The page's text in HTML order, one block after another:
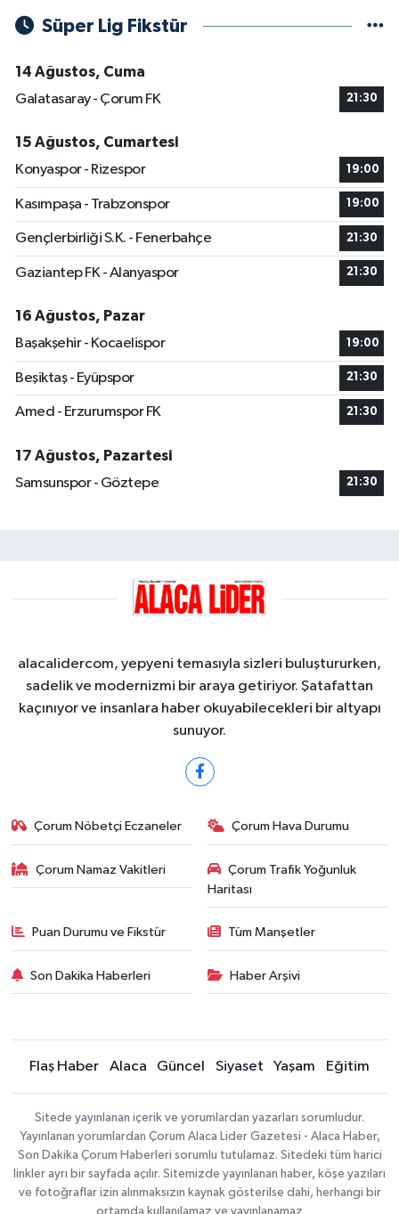
Süper Lig Fikstür
14 Ağustos, Cuma
Galatasaray - Çorum FK
21:30
15 Ağustos, Cumartesi
Konyaspor - Rizespor
19:00
Kasımpaşa - Trabzonspor 19:00
Gençlerbirliği S.K. - Fenerbahçe 21:30
Gaziantep FK - Alanyaspor 21:30
16 Ağustos, Pazar
Başakşehir - Kocaelispor
19:00
Beşiktaş - Eyüpspor 21:30
Amed - Erzurumspor FK 21:30
17 Ağustos, Pazartesi
Samsunspor - Göztepe
21:30
alacalidercom, yepyeni temasıyla sizleri buluştururken,
sadelik ve modernizmi bir araya getiriyor. Şatafattan
kaçınıyor ve insanlara haber okuyabilecekleri bir altyapı
sunuyor.
Çorum Nöbetçi Eczaneler Çorum Hava Durumu
Çorum Namaz Vakitleri
Çorum Trafik Yoğunluk
Haritası
Puan Durumu ve Fikstür Tüm Manşetler
Son Dakika Haberleri Haber Arşivi
Flaş Haber Alaca Güncel Siyaset Yaşam Eğitim
Sitede yayınlanan içerik ve yorumlardan yazarları sorumludur.
Yayınlanan yorumlardan Çorum Alaca Lider Gazetesi - Alaca Haber,
Son Dakika Çorum Haberleri sorumlu tutulamaz. Sitedeki tüm harici
linkler ayrı bir sayfada açılır. Sitemizde yayınlanan haber, köşe yazıları
ve fotoğraflar izin alınmaksızın kaynak gösterilse dahi, herhangi bir
ortamda kullanılamaz ve yayınlanamaz